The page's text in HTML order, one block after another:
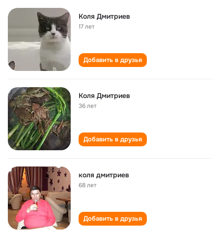
Коля Дмитриев
17 лет
Добавить в друзья
Коля Дмитриев
36 лет
Добавить в друзья
коля дмитриев
68 лет
Добавить в друзья